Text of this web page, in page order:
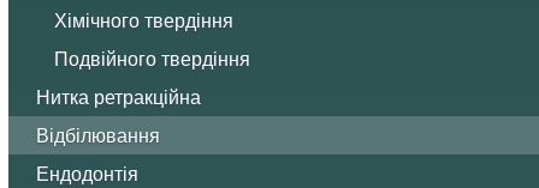
Хімічного твердіння
Подвійного твердіння
Нитка ретракційна
Відбілювання
Ендодонтія